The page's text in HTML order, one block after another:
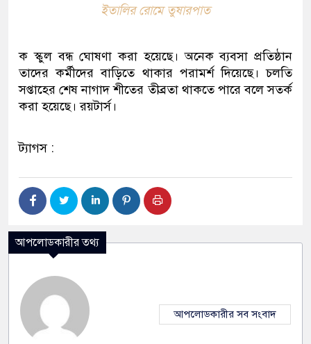
ইতালির রোমে তুষারপাত
ক স্কুল বন্ধ ঘোষণা করা হয়েছে। অনেক ব্যবসা প্রতিষ্ঠান
তাদের কর্মীদের বাড়িতে থাকার পরামর্শ দিয়েছে। চলতি
সপ্তাহের শেষ নাগাদ শীতের তীব্রতা থাকতে পারে বলে সতর্ক
করা হয়েছে। রয়টার্স।
ট্যাগস :
আপলোডকারীর তথ্য
আপলোডকারীর সব সংবাদ